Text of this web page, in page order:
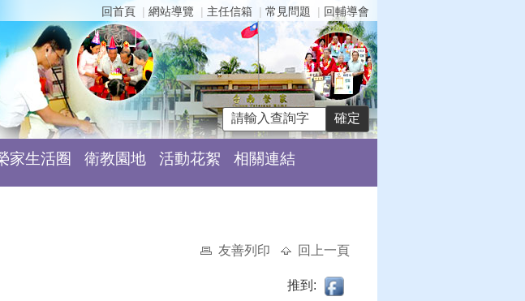
回首頁 網站導覽 主任信箱 常見問題 回輔導會
家生活圈 衛教園地 活動花絮 相關連結
友善列印 回上一頁
推到: